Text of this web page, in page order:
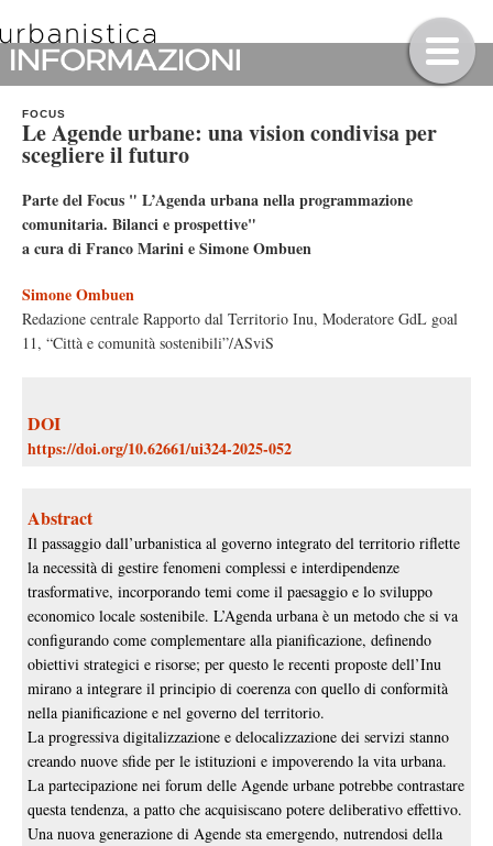
FOCUS
Le Agende urbane: una vision condivisa per
scegliere il futuro
Parte del Focus " L’Agenda urbana nella programmazione
comunitaria. Bilanci e prospettive"
a cura di Franco Marini e Simone Ombuen
Simone Ombuen
Redazione centrale Rapporto dal Territorio Inu, Moderatore GdL goal
11, “Città e comunità sostenibili”/ASviS
DOI
https://doi.org/10.62661/ui324-2025-052
Abstract
Il passaggio dall’urbanistica al governo integrato del territorio riflette
la necessità di gestire fenomeni complessi e interdipendenze
trasformative, incorporando temi come il paesaggio e lo sviluppo
economico locale sostenibile. L’Agenda urbana è un metodo che si va
configurando come complementare alla pianificazione, definendo
obiettivi strategici e risorse; per questo le recenti proposte dell’Inu
mirano a integrare il principio di coerenza con quello di conformità
nella pianificazione e nel governo del territorio.
La progressiva digitalizzazione e delocalizzazione dei servizi stanno
creando nuove sfide per le istituzioni e impoverendo la vita urbana.
La partecipazione nei forum delle Agende urbane potrebbe contrastare
questa tendenza, a patto che acquisiscano potere deliberativo effettivo.
Una nuova generazione di Agende sta emergendo, nutrendosi della